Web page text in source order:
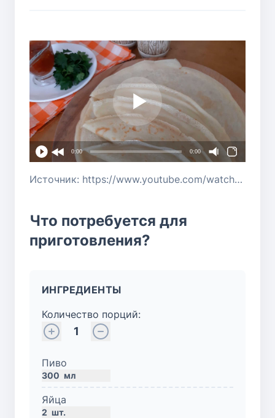
0:00 0:00
Источник: https://www.youtube.com/watch?v=DUh1wwyDNDE
Что потребуется для
приготовления?
ИНГРЕДИЕНТЫ
Количество порций:
1
Пиво
300 мл
Яйца
2 шт.